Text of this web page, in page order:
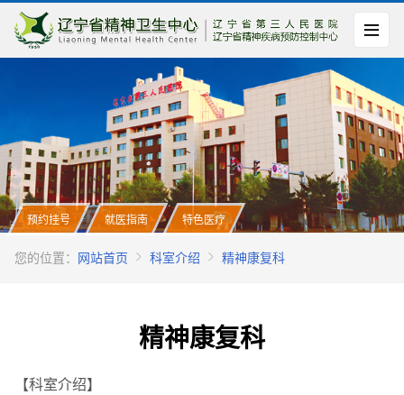
预约挂号 就医指南 特色医疗
您的位置： 网站首页 科室介绍 精神康复科
精神康复科
【科室介绍】